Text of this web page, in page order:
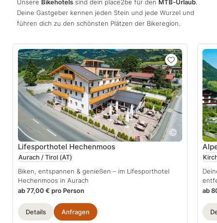
Unsere Bikehotels sind dein place2be für den MTB-Urlaub.
Deine Gastgeber kennen jeden Stein und jede Wurzel und
führen dich zu den schönsten Plätzen der Bikeregion.
Lifesporthotel Hechenmoos
Aurach / Tirol (AT)
Biken, entspannen & genießen – im Lifesporthotel
Hechenmoos in Aurach
ab 77,00 € pro Person
Details Anfragen
ab